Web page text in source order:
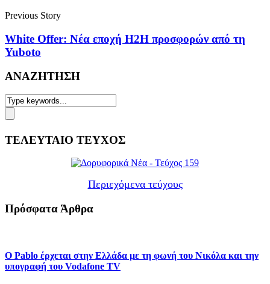
Previous Story
White Offer: Νέα εποχή Η2Η προσφορών από τη
Yuboto
ΑΝΑΖΗΤΗΣΗ
ΤΕΛΕΥΤΑΙΟ ΤΕΥΧΟΣ
Περιεχόμενα τεύχους
Πρόσφατα Άρθρα
Ο Pablo έρχεται στην Ελλάδα με τη φωνή του Νικόλα και την
υπογραφή του Vodafone TV